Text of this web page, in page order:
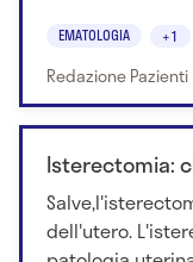
EMATOLOGIA +1
Redazione Pazienti
Isterectomia:
dell'utero.